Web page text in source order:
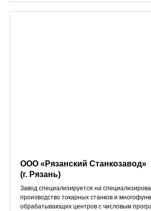
ООО «Рязанский Станкозавод»
(г. Рязань)
Завод специализируется на
производство токарных станков и
обрабатывающих центров с числовым